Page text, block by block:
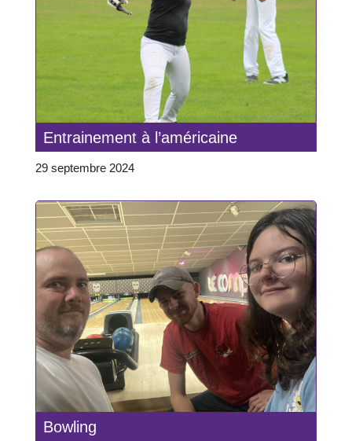
Entrainement à l’américaine
29 septembre 2024
Bowling